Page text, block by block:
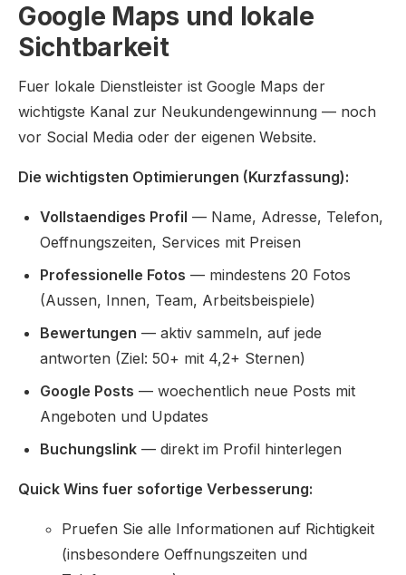
Google Maps und lokale
Sichtbarkeit
Fuer lokale Dienstleister ist Google Maps der
wichtigste Kanal zur Neukundengewinnung — noch
vor Social Media oder der eigenen Website.
Die wichtigsten Optimierungen (Kurzfassung):
Vollstaendiges Profil — Name, Adresse, Telefon,
Oeffnungszeiten, Services mit Preisen
Professionelle Fotos — mindestens 20 Fotos
(Aussen, Innen, Team, Arbeitsbeispiele)
Bewertungen — aktiv sammeln, auf jede
antworten (Ziel: 50+ mit 4,2+ Sternen)
Google Posts — woechentlich neue Posts mit
Angeboten und Updates
Buchungslink — direkt im Profil hinterlegen
Quick Wins fuer sofortige Verbesserung:
Pruefen Sie alle Informationen auf Richtigkeit
(insbesondere Oeffnungszeiten und